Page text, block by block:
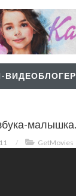
/ GetMovies